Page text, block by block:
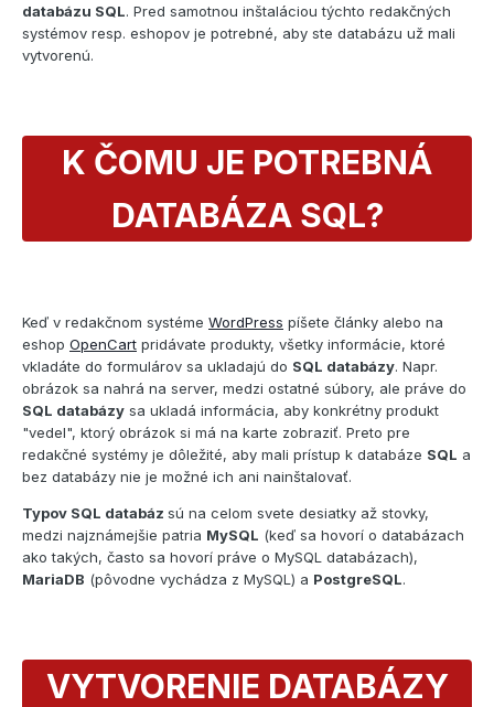
databázu SQL. Pred samotnou inštaláciou týchto redakčných
systémov resp. eshopov je potrebné, aby ste databázu už mali
vytvorenú.
K ČOMU JE POTREBNÁ
DATABÁZA SQL?
Keď v redakčnom systéme WordPress píšete články alebo na
eshop OpenCart pridávate produkty, všetky informácie, ktoré
vkladáte do formulárov sa ukladajú do SQL databázy. Napr.
obrázok sa nahrá na server, medzi ostatné súbory, ale práve do
SQL databázy sa ukladá informácia, aby konkrétny produkt
"vedel", ktorý obrázok si má na karte zobraziť. Preto pre
redakčné systémy je dôležité, aby mali prístup k databáze SQL a
bez databázy nie je možné ich ani nainštalovať.
Typov SQL databáz sú na celom svete desiatky až stovky,
medzi najznámejšie patria MySQL (keď sa hovorí o databázach
ako takých, často sa hovorí práve o MySQL databázach),
MariaDB (pôvodne vychádza z MySQL) a PostgreSQL.
VYTVORENIE DATABÁZY